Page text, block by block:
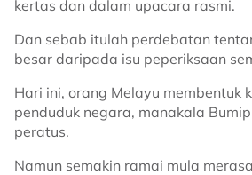
kertas dan dalam upacara rasmi.
Dan sebab itulah perdebatan
besar daripada isu peperiksaan
Hari ini, orang Melayu membentuk
penduduk negara, manakala
peratus.
Namun semakin ramai mula